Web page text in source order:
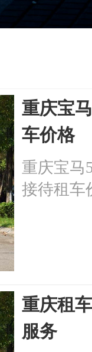
重庆宝
车价格
重庆宝马
接待租车
行接待租
重庆租
服务